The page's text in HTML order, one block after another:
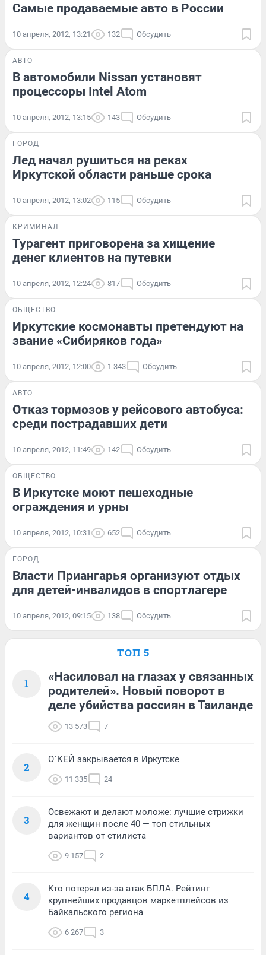
Самые продаваемые авто в России
10 апреля, 2012, 13:21 132 Обсудить
АВТО
В автомобили Nissan установят
процессоры Intel Atom
10 апреля, 2012, 13:15 143 Обсудить
ГОРОД
Лед начал рушиться на реках
Иркутской области раньше срока
10 апреля, 2012, 13:02 115 Обсудить
КРИМИНАЛ
Турагент приговорена за хищение
денег клиентов на путевки
10 апреля, 2012, 12:24 817 Обсудить
ОБЩЕСТВО
Иркутские космонавты претендуют на
звание «Сибиряков года»
10 апреля, 2012, 12:00 1 343 Обсудить
АВТО
Отказ тормозов у рейсового автобуса:
среди пострадавших дети
10 апреля, 2012, 11:49 142 Обсудить
ОБЩЕСТВО
В Иркутске моют пешеходные
ограждения и урны
10 апреля, 2012, 10:31 652 Обсудить
ГОРОД
Власти Приангарья организуют отдых
для детей-инвалидов в спортлагере
10 апреля, 2012, 09:15 138 Обсудить
ТОП 5
1
«Насиловал на глазах у связанных
родителей». Новый поворот в
деле убийства россиян в Таиланде
13 573 7
2
О`КЕЙ закрывается в Иркутске
11 335 24
3
Освежают и делают моложе: лучшие стрижки
для женщин после 40 — топ стильных
вариантов от стилиста
9 157 2
4
Кто потерял из-за атак БПЛА. Рейтинг
крупнейших продавцов маркетплейсов из
Байкальского региона
6 267 3